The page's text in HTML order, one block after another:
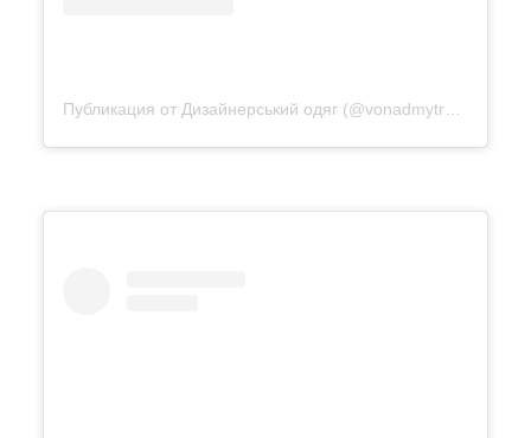
Публикация от Дизайнерський одяг (@vonadmytra_videotour)